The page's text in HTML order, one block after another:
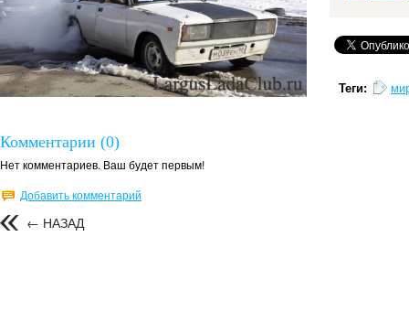
Теги:
Комментарии (0)
Нет комментариев. Ваш будет первым!
Добавить комментарий
← НАЗАД